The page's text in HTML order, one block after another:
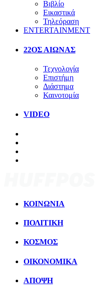
Βιβλίο
Εικαστικά
Τηλεόραση
ENTERTAINMENT
22ΟΣ ΑΙΩΝΑΣ
Τεχνολογία
Επιστήμη
Διάστημα
Καινοτομία
VIDEO
ΚΟΙΝΩΝΙΑ
ΠΟΛΙΤΙΚΗ
ΚΟΣΜΟΣ
ΟΙΚΟΝΟΜΙΚΑ
ΑΠΟΨΗ